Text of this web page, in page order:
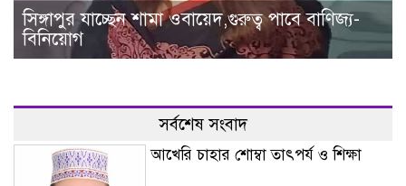
সিঙ্গাপুর যাচ্ছেন শামা ওবায়েদ,গুরুত্ব পাবে বাণিজ্য-
বিনিয়োগ
সর্বশেষ সংবাদ
আখেরি চাহার শোম্বা তাৎপর্য ও শিক্ষা